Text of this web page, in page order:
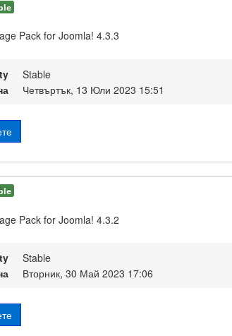
Pack for Joomla! 4.3.3
Stable
Четвъртък, 13 Юли 2023 15:51
Pack for Joomla! 4.3.2
Stable
Вторник, 30 Май 2023 17:06